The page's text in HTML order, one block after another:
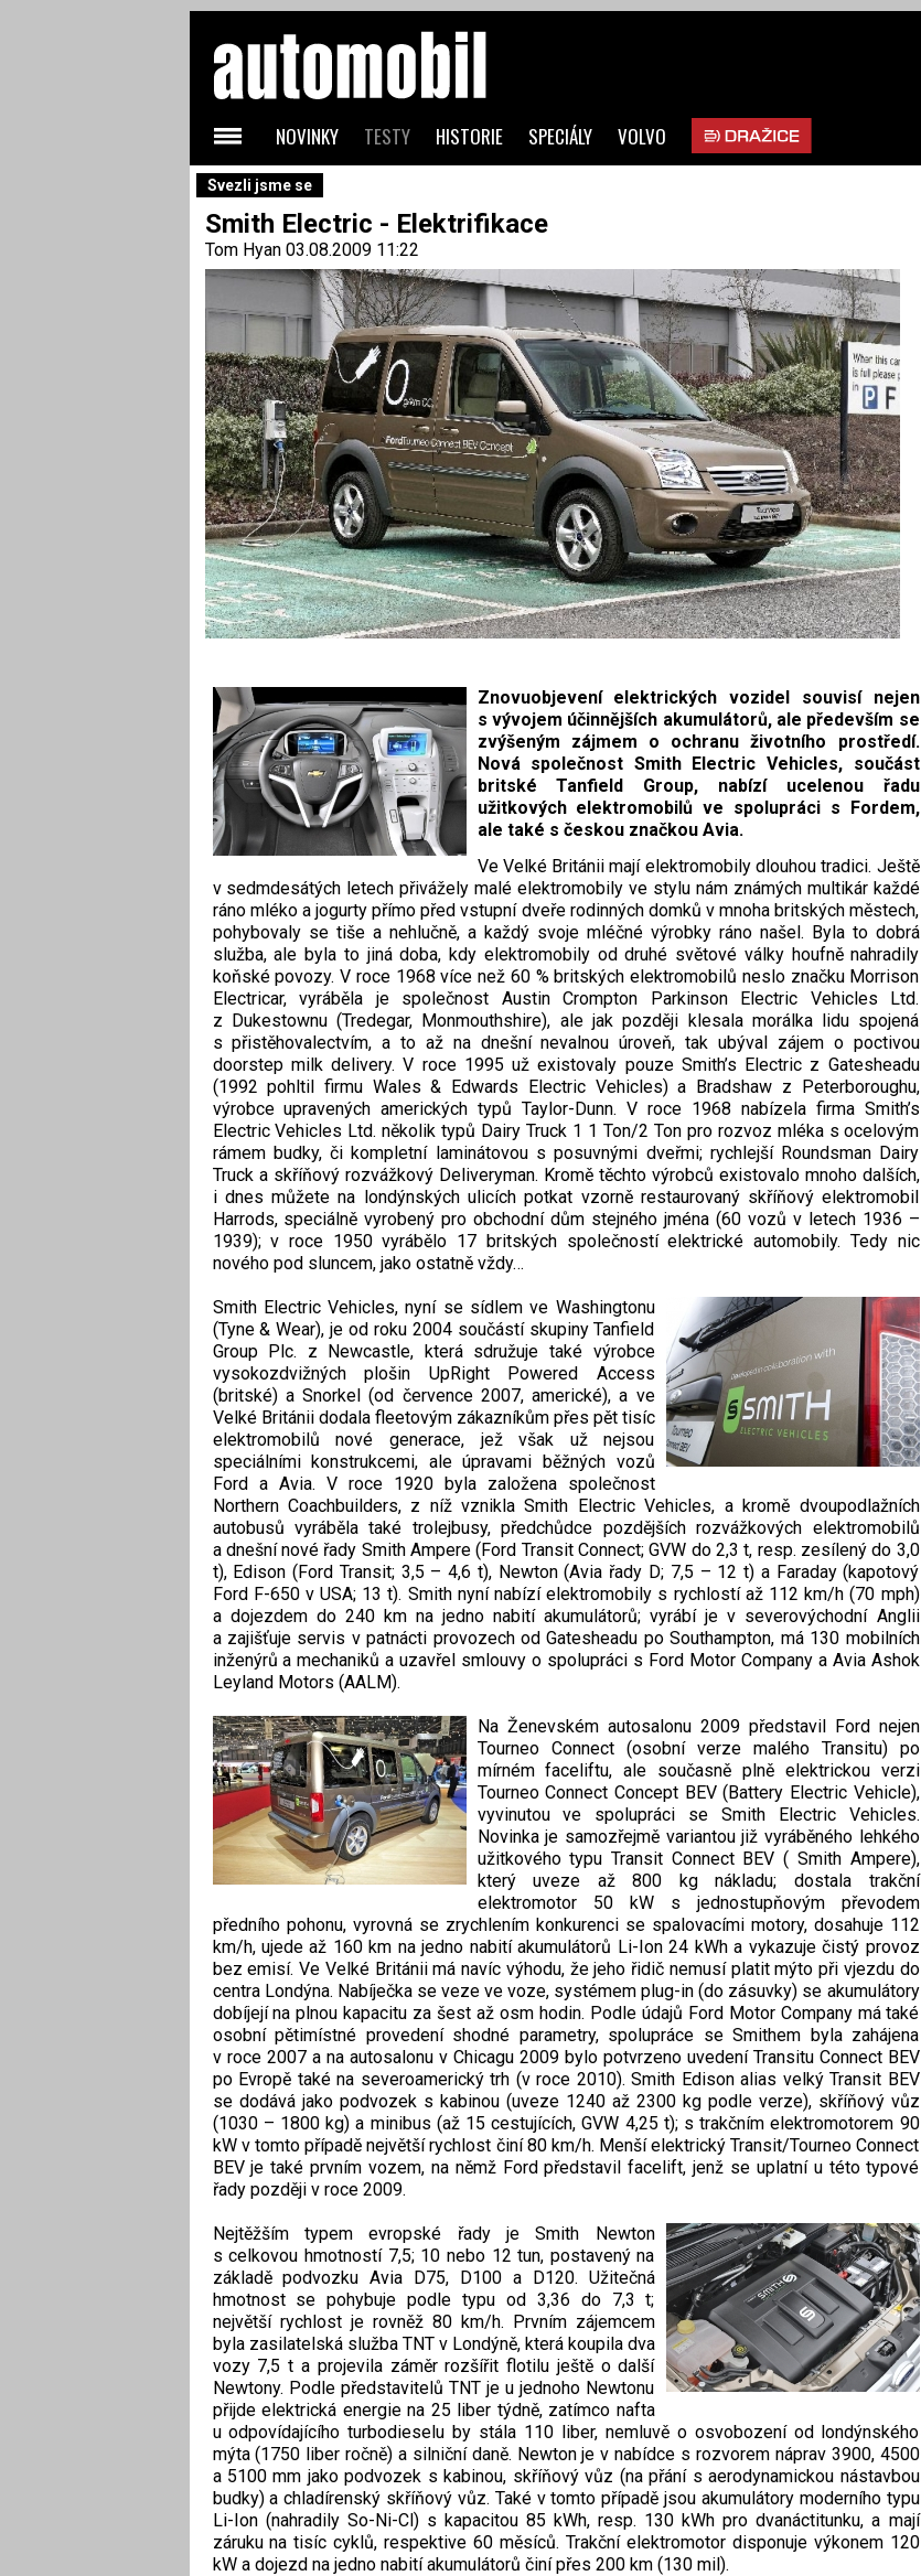
Svezli jsme se
Smith Electric - Elektrifikace
Tom Hyan03.08.2009 11:22
Znovuobjevení elektrických vozidel souvisí nejen
s vývojem účinnějších akumulátorů, ale především se
zvýšeným zájmem o ochranu životního prostředí.
Nová společnost Smith Electric Vehicles, součást
britské Tanfield Group, nabízí ucelenou řadu
užitkových elektromobilů ve spolupráci s Fordem,
ale také s českou značkou Avia.
Ve Velké Británii mají elektromobily dlouhou tradici. Ještě
v sedmdesátých letech přivážely malé elektromobily ve stylu nám známých multikár každé
ráno mléko a jogurty přímo před vstupní dveře rodinných domků v mnoha britských městech,
pohybovaly se tiše a nehlučně, a každý svoje mléčné výrobky ráno našel. Byla to dobrá
služba, ale byla to jiná doba, kdy elektromobily od druhé světové války houfně nahradily
koňské povozy. V roce 1968 více než 60 % britských elektromobilů neslo značku Morrison
Electricar, vyráběla je společnost Austin Crompton Parkinson Electric Vehicles Ltd.
z Dukestownu (Tredegar, Monmouthshire), ale jak později klesala morálka lidu spojená
s přistěhovalectvím, a to až na dnešní nevalnou úroveň, tak ubýval zájem o poctivou
doorstep milk delivery. V roce 1995 už existovaly pouze Smith’s Electric z Gatesheadu
(1992 pohltil firmu Wales & Edwards Electric Vehicles) a Bradshaw z Peterboroughu,
výrobce upravených amerických typů Taylor-Dunn. V roce 1968 nabízela firma Smith’s
Electric Vehicles Ltd. několik typů Dairy Truck 1 1 Ton/2 Ton pro rozvoz mléka s ocelovým
rámem budky, či kompletní laminátovou s posuvnými dveřmi; rychlejší Roundsman Dairy
Truck a skříňový rozvážkový Deliveryman. Kromě těchto výrobců existovalo mnoho dalších,
i dnes můžete na londýnských ulicích potkat vzorně restaurovaný skříňový elektromobil
Harrods, speciálně vyrobený pro obchodní dům stejného jména (60 vozů v letech 1936 –
1939); v roce 1950 vyrábělo 17 britských společností elektrické automobily. Tedy nic
nového pod sluncem, jako ostatně vždy…
Smith Electric Vehicles, nyní se sídlem ve Washingtonu
(Tyne & Wear), je od roku 2004 součástí skupiny Tanfield
Group Plc. z Newcastle, která sdružuje také výrobce
vysokozdvižných plošin UpRight Powered Access
(britské) a Snorkel (od července 2007, americké), a ve
Velké Británii dodala fleetovým zákazníkům přes pět tisíc
elektromobilů nové generace, jež však už nejsou
speciálními konstrukcemi, ale úpravami běžných vozů
Ford a Avia. V roce 1920 byla založena společnost
Northern Coachbuilders, z níž vznikla Smith Electric Vehicles, a kromě dvoupodlažních
autobusů vyráběla také trolejbusy, předchůdce pozdějších rozvážkových elektromobilů
a dnešní nové řady Smith Ampere (Ford Transit Connect; GVW do 2,3 t, resp. zesílený do 3,0
t), Edison (Ford Transit; 3,5 – 4,6 t), Newton (Avia řady D; 7,5 – 12 t) a Faraday (kapotový
Ford F-650 v USA; 13 t). Smith nyní nabízí elektromobily s rychlostí až 112 km/h (70 mph)
a dojezdem do 240 km na jedno nabití akumulátorů; vyrábí je v severovýchodní Anglii
a zajišťuje servis v patnácti provozech od Gatesheadu po Southampton, má 130 mobilních
inženýrů a mechaniků a uzavřel smlouvy o spolupráci s Ford Motor Company a Avia Ashok
Leyland Motors (AALM).
Na Ženevském autosalonu 2009 představil Ford nejen
Tourneo Connect (osobní verze malého Transitu) po
mírném faceliftu, ale současně plně elektrickou verzi
Tourneo Connect Concept BEV (Battery Electric Vehicle),
vyvinutou ve spolupráci se Smith Electric Vehicles.
Novinka je samozřejmě variantou již vyráběného lehkého
užitkového typu Transit Connect BEV ( Smith Ampere),
který uveze až 800 kg nákladu; dostala trakční
elektromotor 50 kW s jednostupňovým převodem
předního pohonu, vyrovná se zrychlením konkurenci se spalovacími motory, dosahuje 112
km/h, ujede až 160 km na jedno nabití akumulátorů Li-Ion 24 kWh a vykazuje čistý provoz
bez emisí. Ve Velké Británii má navíc výhodu, že jeho řidič nemusí platit mýto při vjezdu do
centra Londýna. Nabíječka se veze ve voze, systémem plug-in (do zásuvky) se akumulátory
dobíjejí na plnou kapacitu za šest až osm hodin. Podle údajů Ford Motor Company má také
osobní pětimístné provedení shodné parametry, spolupráce se Smithem byla zahájena
v roce 2007 a na autosalonu v Chicagu 2009 bylo potvrzeno uvedení Transitu Connect BEV
po Evropě také na severoamerický trh (v roce 2010). Smith Edison alias velký Transit BEV
se dodává jako podvozek s kabinou (uveze 1240 až 2300 kg podle verze), skříňový vůz
(1030 – 1800 kg) a minibus (až 15 cestujících, GVW 4,25 t); s trakčním elektromotorem 90
kW v tomto případě největší rychlost činí 80 km/h. Menší elektrický Transit/Tourneo Connect
BEV je také prvním vozem, na němž Ford představil facelift, jenž se uplatní u této typové
řady později v roce 2009.
Nejtěžším typem evropské řady je Smith Newton
s celkovou hmotností 7,5; 10 nebo 12 tun, postavený na
základě podvozku Avia D75, D100 a D120. Užitečná
hmotnost se pohybuje podle typu od 3,36 do 7,3 t;
největší rychlost je rovněž 80 km/h. Prvním zájemcem
byla zasilatelská služba TNT v Londýně, která koupila dva
vozy 7,5 t a projevila záměr rozšířit flotilu ještě o další
Newtony. Podle představitelů TNT je u jednoho Newtonu
přijde elektrická energie na 25 liber týdně, zatímco nafta
u odpovídajícího turbodieselu by stála 110 liber, nemluvě o osvobození od londýnského
mýta (1750 liber ročně) a silniční daně. Newton je v nabídce s rozvorem náprav 3900, 4500
a 5100 mm jako podvozek s kabinou, skříňový vůz (na přání s aerodynamickou nástavbou
budky) a chladírenský skříňový vůz. Také v tomto případě jsou akumulátory moderního typu
Li-Ion (nahradily So-Ni-Cl) s kapacitou 85 kWh, resp. 130 kWh pro dvanáctitunku, a mají
záruku na tisíc cyklů, respektive 60 měsíců. Trakční elektromotor disponuje výkonem 120
kW a dojezd na jedno nabití akumulátorů činí přes 200 km (130 mil).
NOVINKY TESTY HISTORIE SPECIÁLY VOLVO